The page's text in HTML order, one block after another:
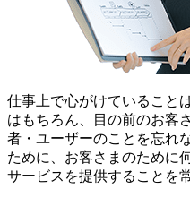
仕事上で心がけていること
はもちろん、目の前のお客
者・ユーザーのことを忘れ
ために、お客さまのために
サービスを提供することを